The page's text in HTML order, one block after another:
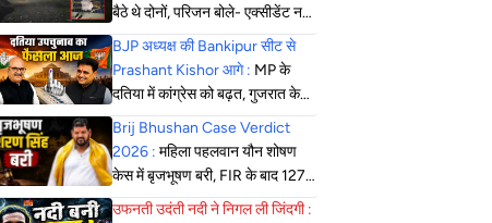
बैठे थे दोनों, परिजन बोले- एक्सीडेंट नहीं,
सोची-समझी हत्या; एसपी बोले- दबिश
जारी
BJP अध्यक्ष की Bankipur सीट से
Prashant Kishor आगे : MP के
दतिया में कांग्रेस को बढ़त, गुजरात के
मंजलपुर में भाजपा की जीत लगभग तय
Brij Bhushan Case Verdict
2026 : महिला पहलवान यौन शोषण
केस में बृजभूषण बरी, FIR के बाद 127
सुनवाई, कोर्ट ने सुनाया फैसला
उफनती उदंती नदी ने निगल ली जिंदगी :